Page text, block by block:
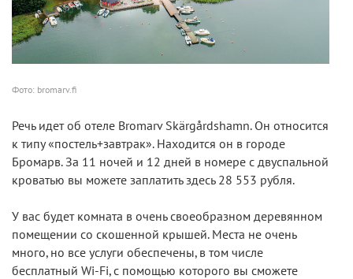
Фото: bromarv.fi
Речь идет об отеле Bromarv Skärgårdshamn. Он относится
к типу «постель+завтрак». Находится он в городе
Бромарв. За 11 ночей и 12 дней в номере с двуспальной
кроватью вы можете заплатить здесь 28 553 рубля.
У вас будет комната в очень своеобразном деревянном
помещении со скошенной крышей. Места не очень
много, но все услуги обеспечены, в том числе
бесплатный Wi-Fi, с помощью которого вы сможете